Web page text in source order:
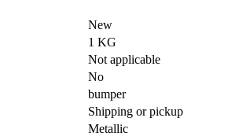
New
1 KG
Not applicable
No
bumper
Shipping or pickup
Metallic